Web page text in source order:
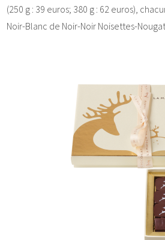
(250 g : 39 euros; 380 g : 62 euros),
Noir-Blanc de Noir-Noir Noisettes-